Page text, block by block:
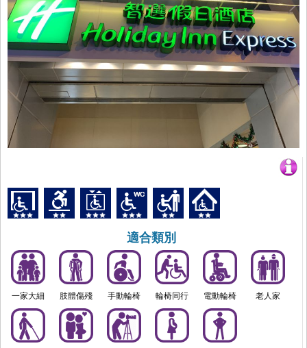
適合類別
一家大細 肢體傷殘 手動輪椅 輪椅同行 電動輪椅 老人家